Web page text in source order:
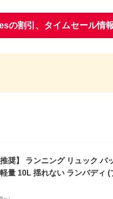
の割引、タイムセール情
奨】 ランニング リュック バ
量 10L 揺れない ランバディ (